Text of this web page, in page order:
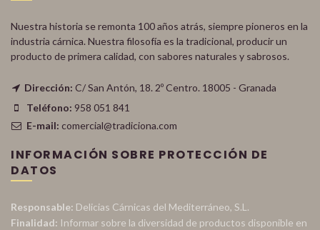
Nuestra historia se remonta 100 años atrás, siempre pioneros en la
industria cárnica. Nuestra filosofía es la tradicional, producir un
producto de primera calidad, con sabores naturales y sabrosos.
Dirección: C/ San Antón, 18. 2º Centro. 18005 - Granada
Teléfono: 958 051 841
E-mail: comercial@tradiciona.com
INFORMACIÓN SOBRE PROTECCIÓN DE
DATOS
Responsable: Delicias Cárnicas del Mediterráneo, S.L.
Finalidad: Informar sobre la diversidad de productos disponible en